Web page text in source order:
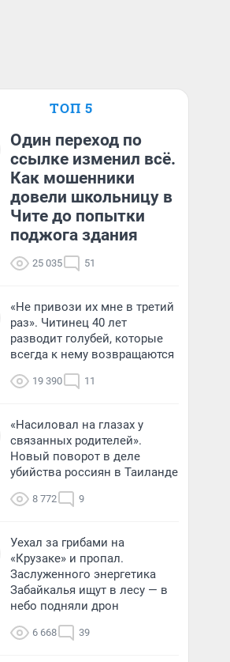
ТОП 5
Один переход по
ссылке изменил всё.
Как мошенники
довели школьницу в
Чите до попытки
поджога здания
25 035 51
«Не привози их мне в третий
раз». Читинец 40 лет
разводит голубей, которые
всегда к нему возвращаются
19 390 11
«Насиловал на глазах у
связанных родителей».
Новый поворот в деле
убийства россиян в Таиланде
8 772 9
Уехал за грибами на
«Крузаке» и пропал.
Заслуженного энергетика
Забайкалья ищут в лесу — в
небо подняли дрон
6 668 39